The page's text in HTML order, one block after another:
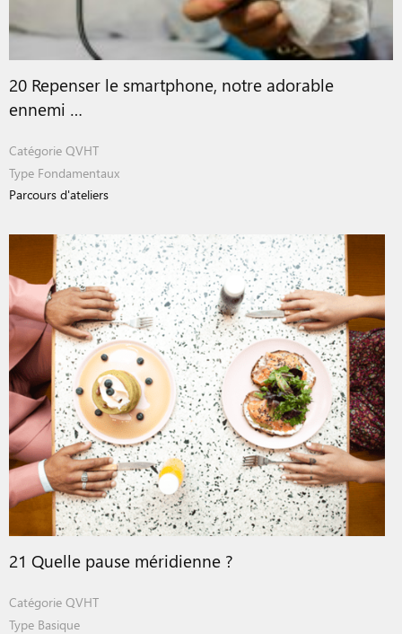
20 Repenser le smartphone, notre adorable
ennemi …
Catégorie QVHT
Type Fondamentaux
Parcours d'ateliers
21 Quelle pause méridienne ?
Catégorie QVHT
Type Basique